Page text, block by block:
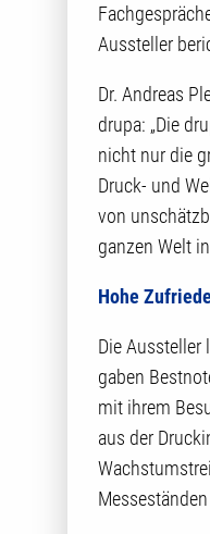
Aussteller
Dr. Andreas
drupa: „Die
nicht nur die
Druck- und
von
ganzen Welt
Hohe
Die Aussteller
gaben
mit ihrem
aus der